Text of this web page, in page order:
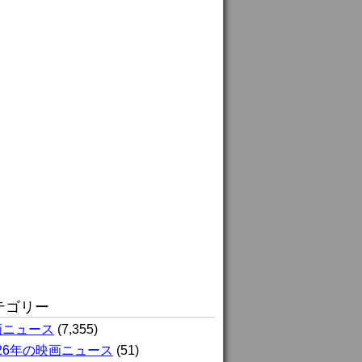
ゴリー
ュース (7,355)
年の映画ニュース (51)